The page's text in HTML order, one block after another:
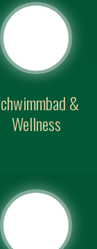
&
Wellness